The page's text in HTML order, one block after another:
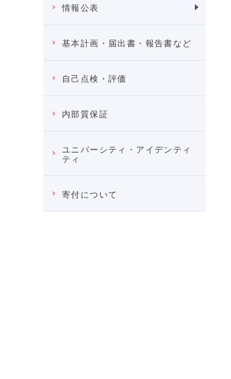
情報公表
基本計画・届出書・報告書など
自己点検・評価
内部質保証
ユニバーシティ・アイデンティ
ティ
寄付について